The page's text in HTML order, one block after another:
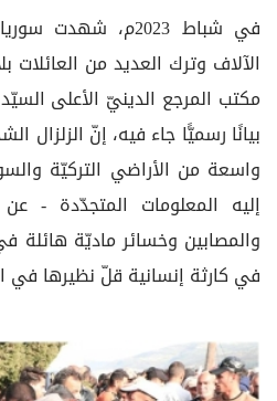
في شباط 2023م،
الآلاف وترك العديد من العائلات
مكتب المرجع الدينيّ الأعلى
بيانًا رسميًّا جاء فيه، إنّ الزلزال
واسعة من الأراضي التركيّة
إليه المعلومات المتجدّدة -
والمصابين وخسائر ماديّة هائلة
في كارثة إنسانية قلّ نظيرها في